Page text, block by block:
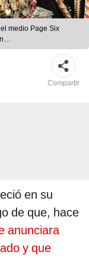
medio Page Six
Compartir
en su
de que, hace
anunciara
y que